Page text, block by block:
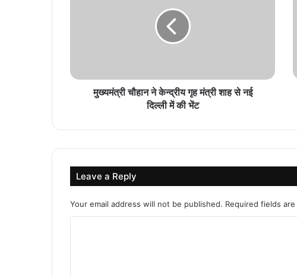
मुख्यमंत्री चौहान ने केन्द्रीय गृह मंत्री शाह से नई
दिल्ली में की भेंट
Leave a Reply
Your email address will not be published. Required fields are